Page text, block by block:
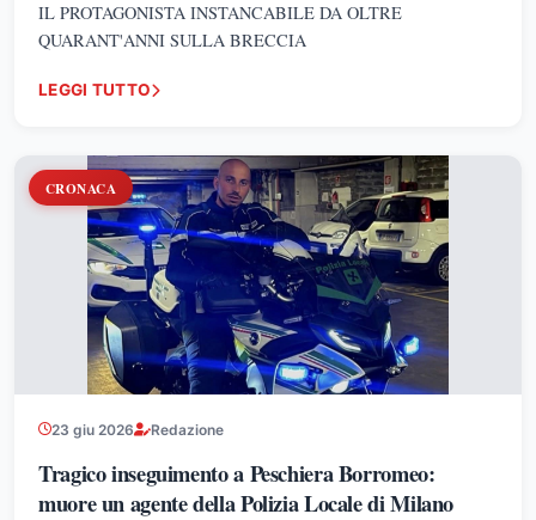
IL PROTAGONISTA INSTANCABILE DA OLTRE
QUARANT'ANNI SULLA BRECCIA
LEGGI TUTTO
CRONACA
23 giu 2026 Redazione
Tragico inseguimento a Peschiera Borromeo:
muore un agente della Polizia Locale di Milano